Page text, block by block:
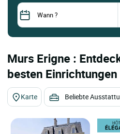
Murs Erigne :
besten Einrichtungen
Karte Beliebte